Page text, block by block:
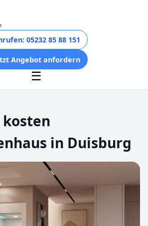
05232 85 88 151
Angebot anfordern
☰
in Duisburg